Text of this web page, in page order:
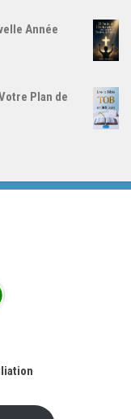
Année
Plan de